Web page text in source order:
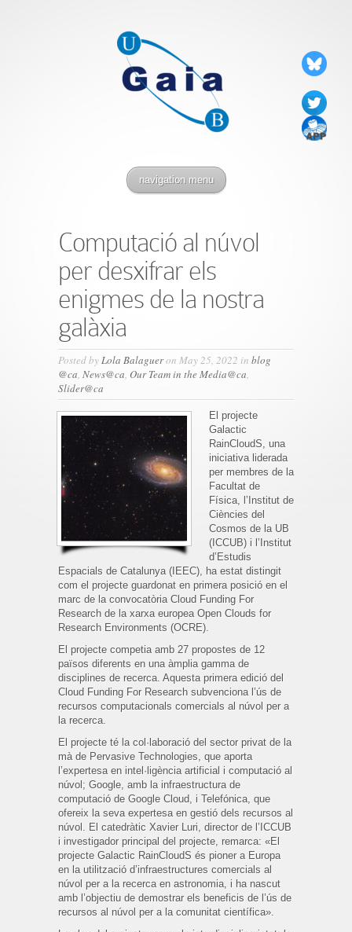
navigation menu
Computació al núvol
per desxifrar els
enigmes de la nostra
galàxia
Posted byLola Balagueron May 25, 2022 in blog
@ca, News@ca, Our Team in the Media@ca,
Slider@ca
El projecte
Galactic
RainCloudS, una
iniciativa liderada
per membres de la
Facultat de
Física, l’Institut de
Ciències del
Cosmos de la UB
(ICCUB) i l’Institut
d’Estudis
Espacials de Catalunya (IEEC), ha estat distingit
com el projecte guardonat en primera posició en el
marc de la convocatòria Cloud Funding For
Research de la xarxa europea Open Clouds for
Research Environments (OCRE).
El projecte competia amb 27 propostes de 12
països diferents en una àmplia gamma de
disciplines de recerca. Aquesta primera edició del
Cloud Funding For Research subvenciona l’ús de
recursos computacionals comercials al núvol per a
la recerca.
El projecte té la col·laboració del sector privat de la
mà de Pervasive Technologies, que aporta
l’expertesa en intel·ligència artificial i computació al
núvol; Google, amb la infraestructura de
computació de Google Cloud, i Telefónica, que
ofereix la seva expertesa en gestió dels recursos al
núvol. El catedràtic Xavier Luri, director de l’ICCUB
i investigador principal del projecte, remarca: «El
projecte Galactic RainCloudS és pioner a Europa
en la utilització d’infraestructures comercials al
núvol per a la recerca en astronomia, i ha nascut
amb l’objectiu de demostrar els beneficis de l’ús de
recursos al núvol per a la comunitat científica».